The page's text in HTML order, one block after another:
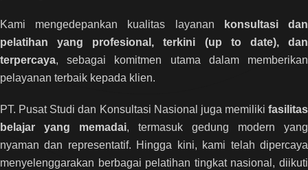
Kami mengedepankan kualitas layanan
konsultasi dan
pelatihan yang profesional, terkini (up to date), dan
terpercaya, sebagai komitmen utama dalam memberikan
pelayanan terbaik kepada klien.
PT. Pusat Studi dan Konsultasi Nasional juga memiliki fasilitas
belajar yang memadai, termasuk gedung modern yang
nyaman dan representatif. Hingga kini, kami telah dipercaya
menyelenggarakan berbagai pelatihan tingkat nasional, diikuti